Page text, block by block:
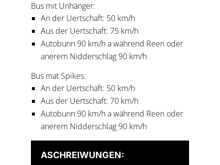
Bus mit Unhänger:
An der Uertschaft: 50 km/h
Aus der Uertschaft: 75 km/h
Autobunn 90 km/h a während Reen oder
anerem Nidderschlag 90 km/h
Bus mat Spikes:
An der Uertschaft: 50 km/h
Aus der Uertschaft: 70 km/h
Autobunn 90 km/h a während Reen oder
anerem Nidderschlag 90 km/h
ASCHREIWUNGEN: